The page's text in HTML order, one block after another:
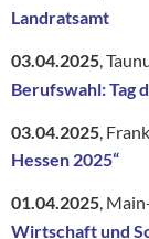
Landratsamt
03.04.2025 ,
Berufswahl: Tag
03.04.2025 ,
Hessen 2025“
01.04.2025,
Wirtschaft und